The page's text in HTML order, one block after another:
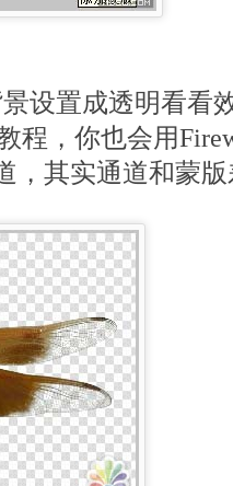
设置成透明看看
程，你也会用
，其实通道和蒙